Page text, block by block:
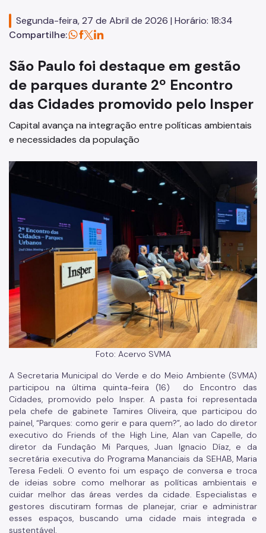
Herbário Municipal
Unidades de Conservação
Trilha Interparques
Viveiros Municipais
Educação Ambiental UMAPAZ
Programação
Planejamento Ambiental
Patrimônio Ambiental
Biosampa
Projetos Urbanos
Informações Ambientais
Licenciamento Ambiental
Licenciamento Ambiental Industrial
Licenciamento Ambiental Não-Industrial
Heliponto
Áreas Contaminadas
Estudos Ambientais
Produtos Perigosos
TCA - Termo de Compromisso Ambiental
Segunda-feira, 27 de Abril de 2026 | Horário: 18:34
Compartilhe:
São Paulo foi destaque em gestão
de parques durante 2º Encontro
das Cidades promovido pelo Insper
Capital avança na integração entre políticas ambientais
e necessidades da população
Foto: Acervo SVMA
A Secretaria Municipal do Verde e do Meio Ambiente (SVMA)
participou na última quinta-feira (16) do Encontro das
Cidades, promovido pelo Insper. A pasta foi representada
pela chefe de gabinete Tamires Oliveira, que participou do
painel, “Parques: como gerir e para quem?”, ao lado do diretor
executivo do Friends of the High Line, Alan van Capelle, do
diretor da Fundação Mi Parques, Juan Ignacio Díaz, e da
secretária executiva do Programa Mananciais da SEHAB, Maria
Teresa Fedeli. O evento foi um espaço de conversa e troca
de ideias sobre como melhorar as políticas ambientais e
cuidar melhor das áreas verdes da cidade. Especialistas e
gestores discutiram formas de planejar, criar e administrar
esses espaços, buscando uma cidade mais integrada e
sustentável.